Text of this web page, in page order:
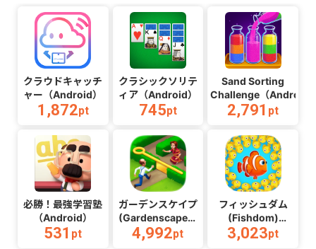
クラウドキャッチ
ャー（Android）
1,872pt
クラシックソリテ
ィア（Android）
745pt
Sand Sorting
Challenge（Android
2,791 pt
必勝！最強学習塾
（Android）
531 pt
ガーデンスケイプ
(Gardenscapes)
（Android）
4,992pt
フィッシュダム
(Fishdom)
（Android）
3,023pt